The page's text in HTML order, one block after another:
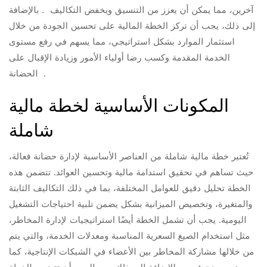
آخرين، مما يمكن أن يعزز من التنسيق ويخفض التكاليف . بالإضافة
إلى ذلك، يجب أن تركز الخطة المالية على تحسين الجودة من خلال
استثمار الموارد بشكل استراتيجي، مما يسهم في رفع مستوى
الخدمة المقدمة وكسب رضا أولياء الأمور وزيادة الإقبال على
الحضانة .
المكونات الأساسية لخطة مالية
شاملة
تُعتبر خطة مالية شاملة من العناصر الأساسية لإدارة حضانة فعالة،
حيث تساهم في تحقيق استدامة مالية وتحسين العوائد. تتضمن هذه
الخطة تحليل دقيق للعوامل المختلفة، بما في ذلك التكاليف الثابتة
والمتغيرة، وتخصيص الميزانية بشكل يضمن تلبية احتياجات التشغيل
اليومية. يجب أن تشمل الخطة أيضًا استراتيجيات لإدارة المخاطر،
مثل استخدام الصيغ السعرية المناسبة ومعدلات الخدمة، والتي يتم
من خلالها مشاركة المخاطر بين الأعضاء في الشبكات الإنتاجية، كما